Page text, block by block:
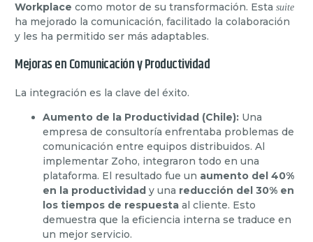
Workplace como motor de su transformación. Estasuite
ha mejorado la comunicación, facilitado la colaboración
y les ha permitido ser más adaptables.
Mejoras en Comunicación y Productividad
La integración es la clave del éxito.
Aumento de la Productividad (Chile): Una
empresa de consultoría enfrentaba problemas de
comunicación entre equipos distribuidos. Al
implementar Zoho, integraron todo en una
plataforma. El resultado fue un aumento del 40%
en la productividad y una reducción del 30% en
los tiempos de respuesta al cliente. Esto
demuestra que la eficiencia interna se traduce en
un mejor servicio.